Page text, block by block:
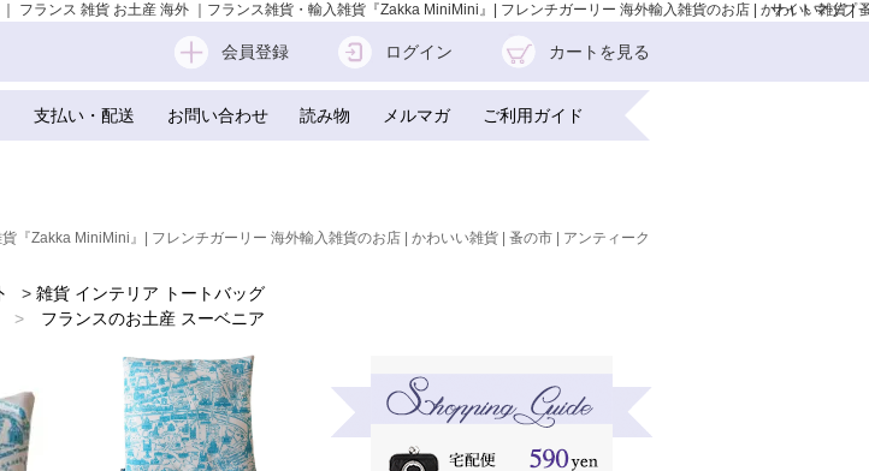
フランス 雑貨 お土産 海外 ｜フランス雑貨・輸入雑貨『Zakka MiniMini』| フレンチガーリー 海外輸入雑貨のお店 | かわいい雑貨 |
サイトマップ
会員登録 ログイン カートを見る
支払い・配送 お問い合わせ 読み物 メルマガ ご利用ガイド
『Zakka MiniMini』| フレンチガーリー 海外輸入雑貨のお店 | かわいい雑貨 | 蚤の市 | アンティーク
> 雑貨 インテリア トートバッグ
>
フランスのお土産 スーベニア
ホワイトデー ギフト 贈り物 雑貨
お土産 スーベニール（Souvenir）
>
かわいい雑貨
>
フレンチ雑貨